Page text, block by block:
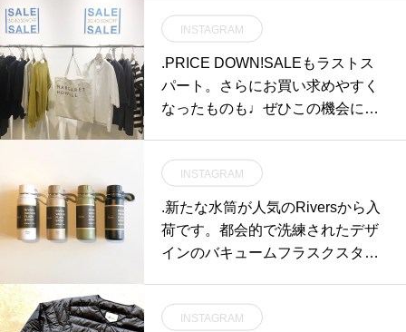
INSTAGRAM
.PRICE DOWN!SALEもラストス
パート。さらにお買い求めやすく
なったものも♩ぜひこの機会にご
#松江INSTAGRAM
.新たな水筒が人気のRiversから入
荷です。都会的で洗練されたデザ
インのバキュームフラスクスタウ
て保温力が向上しました。中栓は
INSTAGRAM